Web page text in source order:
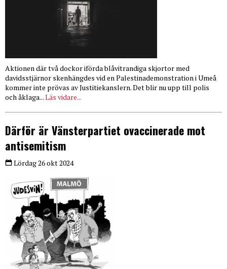
Aktionen där två dockor iförda blåvitrandiga skjortor med
davidsstjärnor skenhängdes vid en Palestinademonstration i Umeå
kommer inte prövas av Justitiekanslern. Det blir nu upp till polis
och åklaga...Läs vidare...
Därför är Vänsterpartiet ovaccinerade mot
antisemitism
Lördag 26 okt 2024